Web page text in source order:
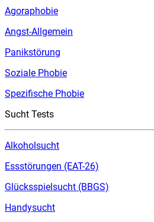
Agoraphobie
Angst-Allgemein
Panikstörung
Soziale Phobie
Spezifische Phobie
Sucht Tests
Alkoholsucht
Essstörungen (EAT-26)
Glücksspielsucht (BBGS)
Handysucht